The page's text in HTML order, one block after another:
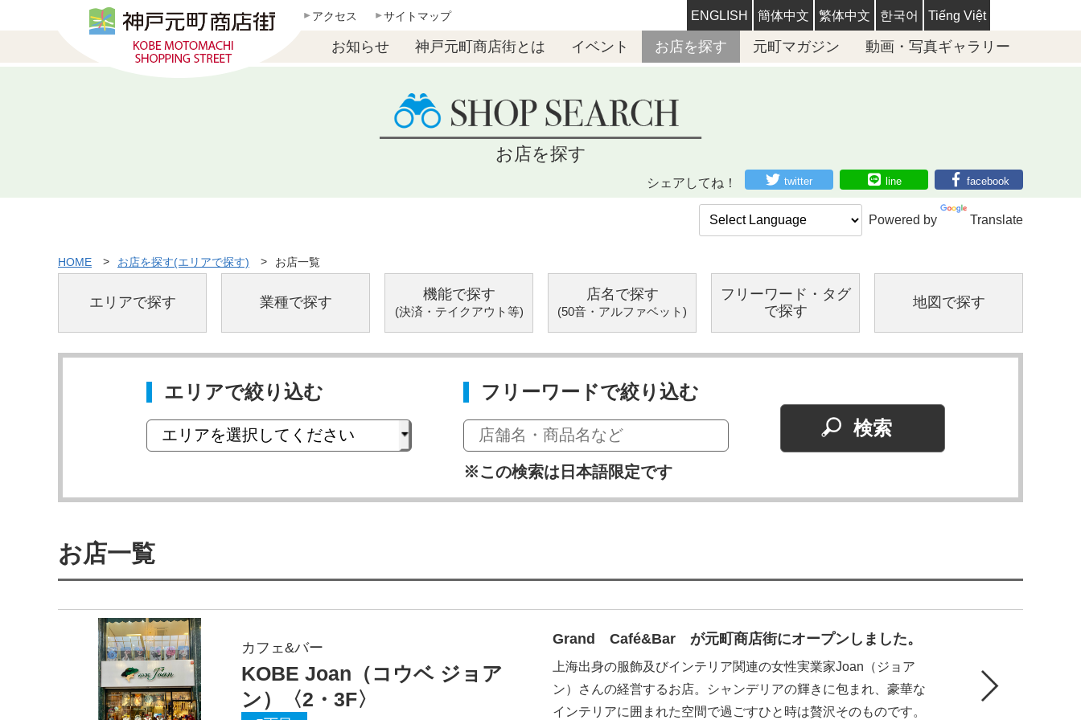
アクセス サイトマップ ENGLISH 簡体中文 繁体中文 한국어 Tiếng Việt
お知らせ 神戸元町商店街とは イベント お店を探す 元町マガジン 動画・写真ギャラリー
お店を探す
シェアしてね！ twitter line facebook
Powered by Translate
HOME お店を探す(エリアで探す) お店一覧
エリアで探す 業種で探す 機能で探す
(決済・テイクアウト等)
店名で探す
(50音・アルファベット)
フリーワード・ タグ
で探す
地図で探す
エリアで絞り込む フリーワードで絞り込む
※この検索は日本語限定です
お店一覧
カフェ&バー
KOBE Joan（コウベ ジョア
ン）〈2・3F〉
Grand Café&Bar が元町商店街にオープンしました。
上海出身の服飾及びインテリア関連の女性実業家Joan（ジョア
ン）さんの経営するお店。シャンデリアの輝きに包まれ、豪華な
インテリアに囲まれた空間で過ごすひと時は贅沢そのものです。